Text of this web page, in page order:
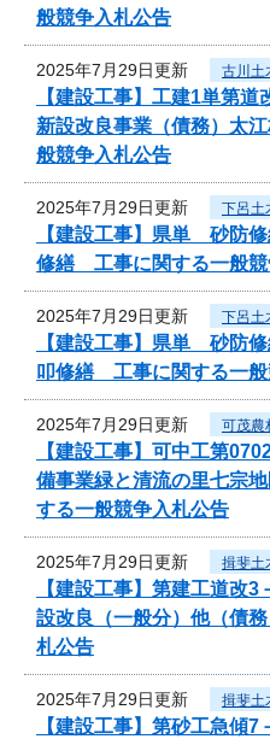
般競争入札公告
2025年7月29日更新 古川土
【建設工事】工建1単第
新設改良事業（債務）太
般競争入札公告
2025年7月29日更新 下呂土
【建設工事】県単 砂防
修繕 工事に関する一般競
2025年7月29日更新 下呂土
【建設工事】県単 砂防
叩修繕 工事に関する一般
2025年7月29日更新 可茂農
【建設工事】可中工第
備事業緑と清流の里七宗
する一般競争入札公告
2025年7月29日更新 揖斐土
【建設工事】第建工道
設改良（一般分）他（債
札公告
2025年7月29日更新 揖斐土
【建設工事】第砂工急傾